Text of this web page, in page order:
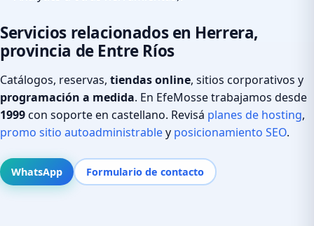
Servicios relacionados en Herrera,
provincia de Entre Ríos
Catálogos, reservas, tiendas online, sitios corporativos y
programación a medida. En EfeMosse trabajamos desde
1999con soporte en castellano. Revisá planes de hosting,
promo sitio autoadministrabley posicionamiento SEO.
WhatsApp Formulario de contacto